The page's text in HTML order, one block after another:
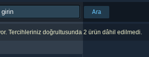
Ara
Tercihleriniz doğrultusunda 2 ürün dâhil edilmedi.